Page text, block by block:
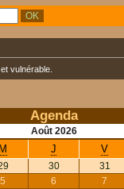
vulnérable.
Agenda
Août 2026
M J V
30 31
5 6 7